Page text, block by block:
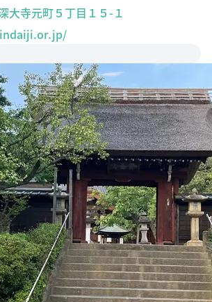
大寺元町５丁目１５-１